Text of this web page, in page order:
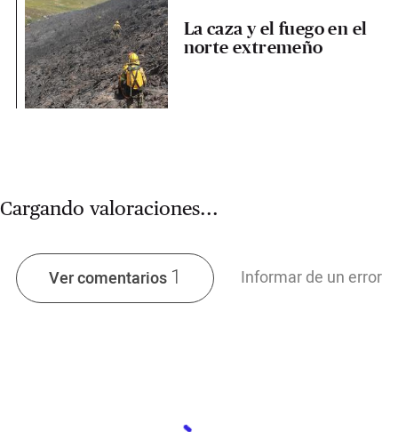
La caza y el fuego en el
norte extremeño
Cargando valoraciones...
Ver comentarios 1 Informar de un error